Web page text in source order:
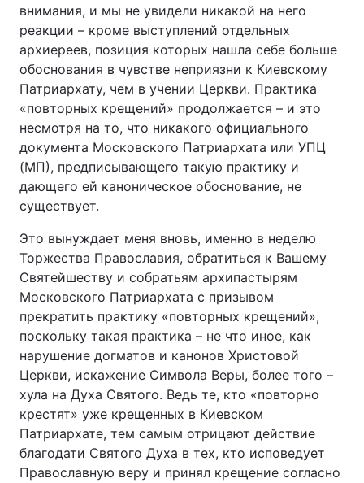
внимания, и мы не увидели никакой на него
реакции – кроме выступлений отдельных
архиереев, позиция которых нашла себе больше
обоснования в чувстве неприязни к Киевскому
Патриархату, чем в учении Церкви. Практика
«повторных крещений» продолжается – и это
несмотря на то, что никакого официального
документа Московского Патриархата или УПЦ
(МП), предписывающего такую практику и
дающего ей каноническое обоснование, не
существует.
Это вынуждает меня вновь, именно в неделю
Торжества Православия, обратиться к Вашему
Святейшеству и собратьям архипастырям
Московского Патриархата с призывом
прекратить практику «повторных крещений»,
поскольку такая практика – не что иное, как
нарушение догматов и канонов Христовой
Церкви, искажение Символа Веры, более того –
хула на Духа Святого. Ведь те, кто «повторно
крестят» уже крещенных в Киевском
Патриархате, тем самым отрицают действие
благодати Святого Духа в тех, кто исповедует
Православную веру и принял крещение согласно